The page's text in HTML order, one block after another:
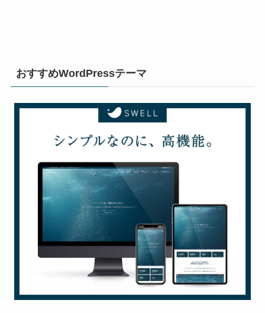
おすすめWordPressテーマ